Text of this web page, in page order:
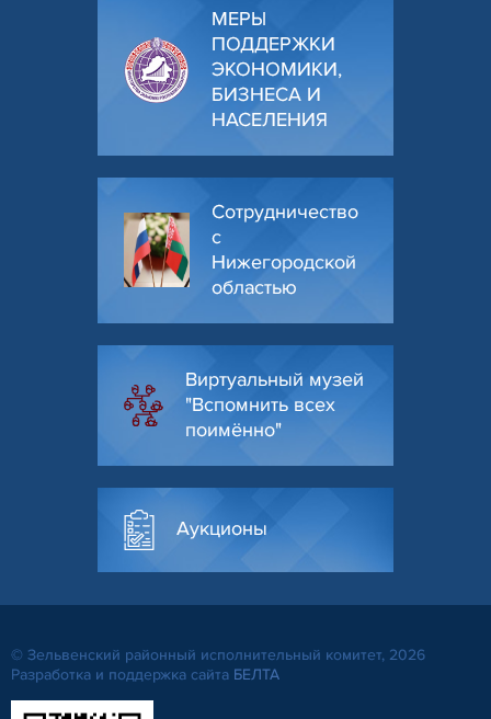
МЕРЫ
ПОДДЕРЖКИ
ЭКОНОМИКИ,
БИЗНЕСА И
НАСЕЛЕНИЯ
Сотрудничество
с
Нижегородской
областью
Виртуальный музей
"Вспомнить всех
поимённо"
Аукционы
© Зельвенский районный исполнительный комитет, 2026
Разработка и поддержка сайта БЕЛТА